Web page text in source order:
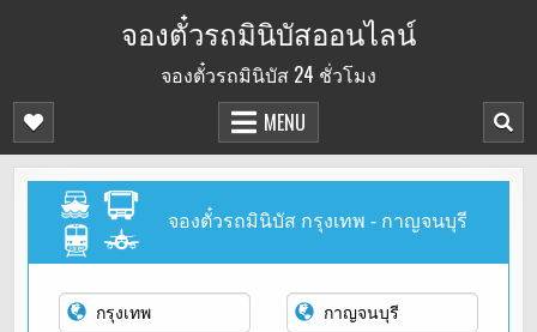
จองตั๋วรถมินิบัสออนไลน์
จองตั๋วรถมินิบัส 24 ชั่วโมง
MENU
จองตั๋วรถมินิบัส กรุงเทพ - กาญจนบุรี